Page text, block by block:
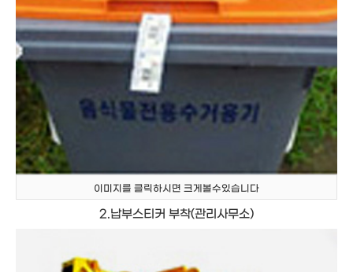
이미지를 클릭하시면 크게볼수있습니다
2.납부스티커 부착(관리사무소)